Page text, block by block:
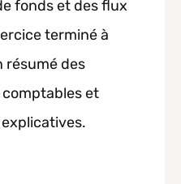
fonds et des flux
terminé à
résumé des
et